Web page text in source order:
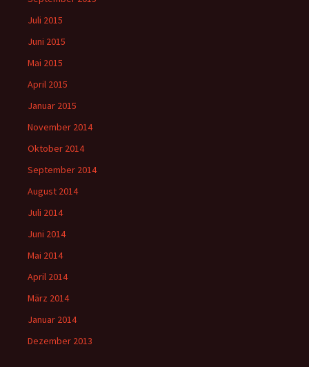
Juli 2015
Juni 2015
Mai 2015
April 2015
Januar 2015
November 2014
Oktober 2014
September 2014
August 2014
Juli 2014
Juni 2014
Mai 2014
April 2014
März 2014
Januar 2014
Dezember 2013